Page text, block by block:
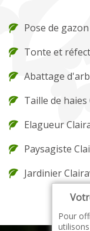
Pose de
Tonte et
Abattage
Taille de
Elagueur
Paysagiste
Jardinier
Pour